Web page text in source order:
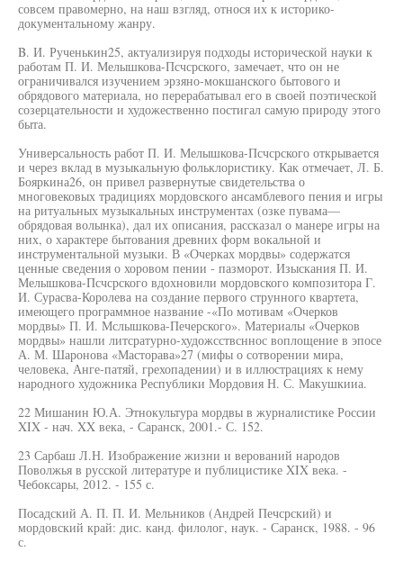
совсем правомерно, на наш взгляд, относя их к историко-
документальному жанру.
B. И. Рученькин25, актуализируя подходы исторической науки к
работам П. И. Мелышкова-Псчсрского, замечает, что он не
ограничивался изучением эрзяно-мокшанского бытового и
обрядового материала, но перерабатывал его в своей поэтической
созерцательности и художественно постигал самую природу этого
быта.
Универсальность работ П. И. Мелышкова-Псчсрского открывается
и через вклад в музыкальную фольклористику. Как отмечает, Л. Б.
Бояркина26, он привел развернутые свидетельства о
многовековых традициях мордовского ансамблевого пения и игры
на ритуальных музыкальных инструментах (озке пувама—
обрядовая волынка), дал их описания, рассказал о манере игры на
них, о характере бытования древних форм вокальной и
инструментальной музыки. В «Очерках мордвы» содержатся
ценные сведения о хоровом пении - пазморот. Изыскания П. И.
Мелышкова-Псчсрского вдохновили мордовского композитора Г.
И. Сурасва-Королева на создание первого струнного квартета,
имеющего программное название -«По мотивам «Очерков
мордвы» П. И. Мслышкова-Печерского». Материалы «Очерков
мордвы» нашли литсратурно-художсствсннос воплощение в эпосе
А. М. Шаронова «Масторава»27 (мифы о сотворении мира,
человека, Анге-патяй, грехопадении) и в иллюстрациях к нему
народного художника Республики Мордовия Н. С. Макушкииа.
22 Мишанин Ю.А. Этнокультура мордвы в журналистике России
XIX - нач. XX века, - Саранск, 2001.- С. 152.
23 Сарбаш Л.Н. Изображение жизни и верований народов
Поволжья в русской литературе и публицистике XIX века. -
Чебоксары, 2012. - 155 с.
Посадский А. П. П. И. Мельников (Андрей Печсрский) и
мордовский край: дис. канд. филолог, наук. - Саранск, 1988. - 96
с.